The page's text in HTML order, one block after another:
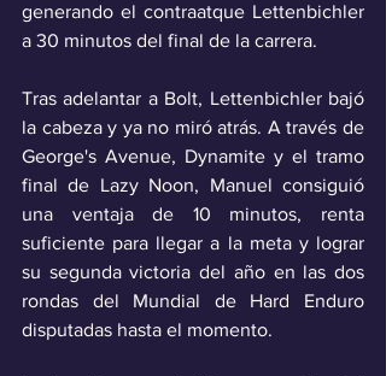
generando el contraatque Lettenbichler
a 30 minutos del final de la carrera.
Tras adelantar a Bolt, Lettenbichler bajó
la cabeza y ya no miró atrás. A través de
George's Avenue, Dynamite y el tramo
final de Lazy Noon, Manuel consiguió
una ventaja de 10 minutos, renta
suficiente para llegar a la meta y lograr
su segunda victoria del año en las dos
rondas del Mundial de Hard Enduro
disputadas hasta el momento.